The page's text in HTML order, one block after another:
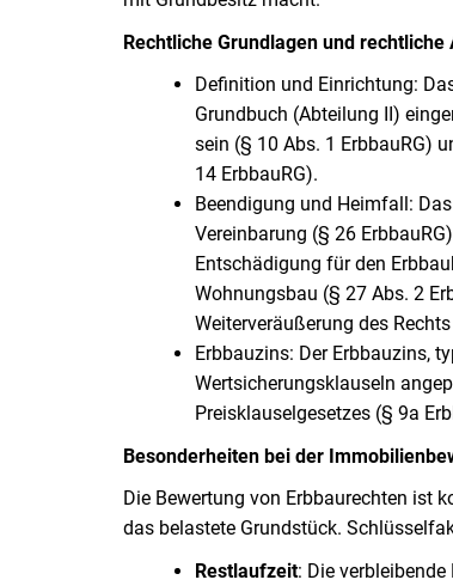
Rechtliche Grundlagen und
Definition und Einrichtung:
Grundbuch (Abteilung II)
sein (§ 10 Abs. 1 ErbbauRG)
14 ErbbauRG).
Beendigung und Heimfall:
Vereinbarung (§ 26
Entschädigung für den
Wohnungsbau (§ 27 Abs. 2
Weiterveräußerung des
Erbbauzins: Der Erbbauzins,
Wertsicherungsklauseln
Preisklauselgesetzes (§ 9a
Besonderheiten bei der
Die Bewertung von Erbbaurechten ist
das belastete Grundstück.
Restlaufzeit: Die